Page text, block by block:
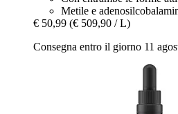
Metile e
€ 50,99 (€ 509,90 / L)
Consegna entro il giorno 11